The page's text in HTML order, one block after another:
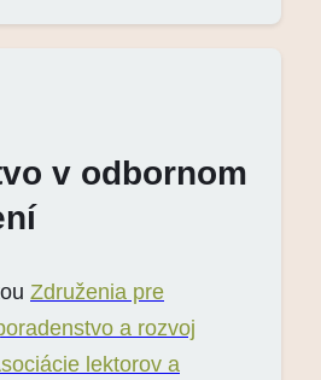
v odbornom
Združenia pre
a rozvoj
lektorov a